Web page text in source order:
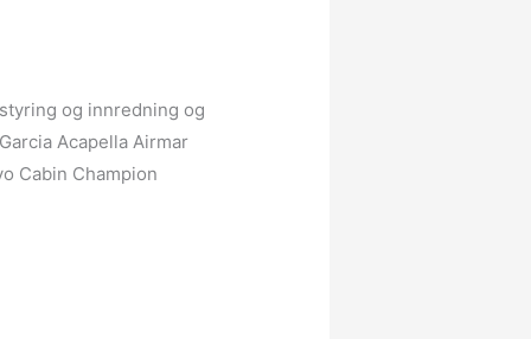
og innredning og
Acapella Airmar
Cabin Champion